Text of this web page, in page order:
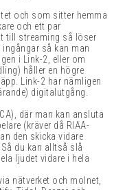
och som sitter hemma
och ett par
till streaming så löser
så kan man
i Link-2, eller om
håller en högre
Link-2 har nämligen
digitalutgång.
där man kan ansluta
(kräver då RIAA-
den skicka vidare
du kan alltså slå
ljudet vidare i hela
nätverket och molnet,